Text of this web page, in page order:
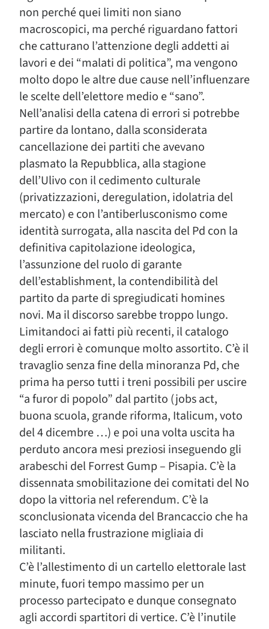
non perché quei limiti non siano
macroscopici, ma perché riguardano fattori
che catturano l’attenzione degli addetti ai
lavori e dei “malati di politica”, ma vengono
molto dopo le altre due cause nell’influenzare
le scelte dell’elettore medio e “sano”.
Nell’analisi della catena di errori si potrebbe
partire da lontano, dalla sconsiderata
cancellazione dei partiti che avevano
plasmato la Repubblica, alla stagione
dell’Ulivo con il cedimento culturale
(privatizzazioni, deregulation, idolatria del
mercato) e con l’antiberlusconismo come
identità surrogata, alla nascita del Pd con la
definitiva capitolazione ideologica,
l’assunzione del ruolo di garante
dell’establishment, la contendibilità del
partito da parte di spregiudicati homines
novi. Ma il discorso sarebbe troppo lungo.
Limitandoci ai fatti più recenti, il catalogo
degli errori è comunque molto assortito. C’è il
travaglio senza fine della minoranza Pd, che
prima ha perso tutti i treni possibili per uscire
“a furor di popolo” dal partito (jobs act,
buona scuola, grande riforma, Italicum, voto
del 4 dicembre …) e poi una volta uscita ha
perduto ancora mesi preziosi inseguendo gli
arabeschi del Forrest Gump – Pisapia. C’è la
dissennata smobilitazione dei comitati del No
dopo la vittoria nel referendum. C’è la
sconclusionata vicenda del Brancaccio che ha
lasciato nella frustrazione migliaia di
militanti.
C’è l’allestimento di un cartello elettorale last
minute, fuori tempo massimo per un
processo partecipato e dunque consegnato
agli accordi spartitori di vertice. C’è l’inutile